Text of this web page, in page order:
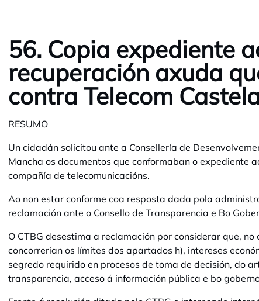
56. Copia expediente
recuperación axuda
contra Telecom
RESUMO
Un cidadán solicitou ante a Consellería de
Mancha os documentos que conformaban o
compañía de telecomunicacións.
Ao non estar conforme coa resposta dada pola
reclamación ante o Consello de Transparencia e Bo
O CTBG desestima a reclamación por considerar que,
concorrerían os límites dos apartados h), intereses
segredo requirido en procesos de toma de decisión, do
transparencia, acceso á información pública e bo